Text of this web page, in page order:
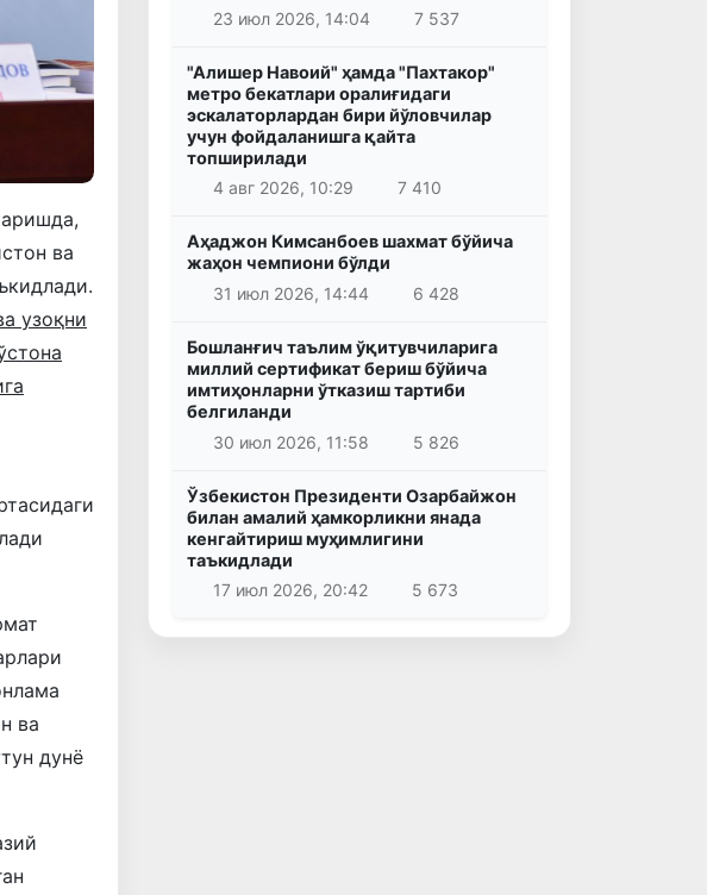
ва
узоқни
ва
дунё
23 июл 2026, 14:04
7 537
"Алишер Навоий" ҳамда "Пахтакор"
метро бекатлари оралиғидаги
эскалаторлардан бири йўловчилар
учун фойдаланишга қайта
топширилади
4 авг 2026, 10:29
7 410
Аҳаджон Кимсанбоев шахмат бўйича
жаҳон чемпиони бўлди
31 июл 2026, 14:44
6 428
Бошланғич таълим ўқитувчиларига
миллий сертификат бериш бўйича
имтиҳонларни ўтказиш тартиби
белгиланди
30 июл 2026, 11:58
5 826
Ўзбекистон Президенти Озарбайжон
билан амалий ҳамкорликни янада
кенгайтириш муҳимлигини
таъкидлади
17 июл 2026, 20:42
5 673